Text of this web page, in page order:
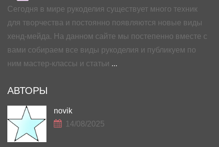
Сегодня в мире рукоделия существует много техник
для творчества и постоянно появляются новые виды
хенд-мейда. На данном сайте мы постепенно вместе с
вами собираем все виды рукоделия и публикуем по
ним мастер-классы и статьи ...
АВТОРЫ
novik
14/08/2025